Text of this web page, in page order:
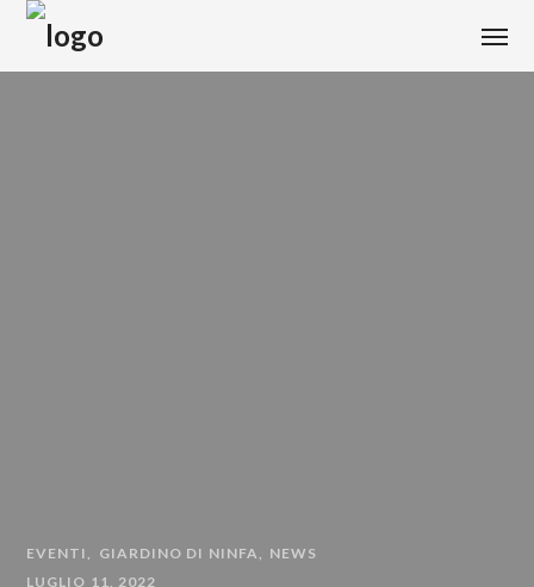
EVENTI GIARDINO DI NINFA
NEWS
LUGLIO 11, 2022